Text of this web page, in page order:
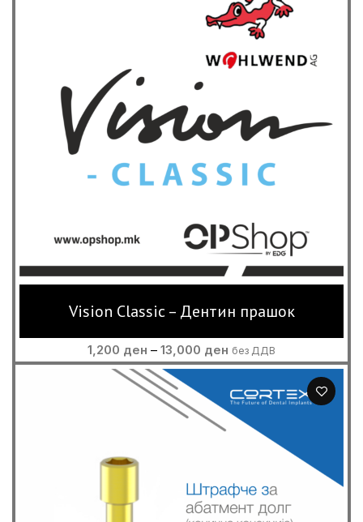
Vision Classic – Дентин прашок
1,200 ден – 13,000 ден Price
range:
through
13,000 ден
без ДДВ